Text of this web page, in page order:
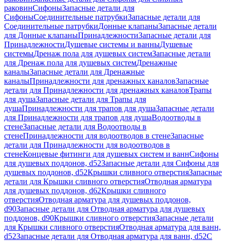
раковинСифоныЗапасные детали для
СифоныСоединительные патрубкиЗапасные детали для
Соединительные патрубкиДонные клапаныЗапасные детали
для Донные клапаныПринадлежностиЗапасные детали для
ПринадлежностиДушевые системы и ванныДушевые
системыДренаж пола для душевых системЗапасные детали
для Дренаж пола для душевых системДренажные
каналыЗапасные детали для Дренажные
каналыПринадлежности для дренажных каналовЗапасные
детали для Принадлежности для дренажных каналовТрапы
для душаЗапасные детали для Трапы для
душаПринадлежности для трапов для душаЗапасные детали
для Принадлежности для трапов для душаВодоотводы в
стенеЗапасные детали для Водоотводы в
стенеПринадлежности для водоотводов в стенеЗапасные
детали для Принадлежности для водоотводов в
стенеКонцевые фитинги для душевых систем и ваннСифоны
для душевых поддонов, d52Запасные детали для Сифоны для
душевых поддонов, d52Крышки сливного отверстияЗапасные
детали для Крышки сливного отверстияОтводная арматура
для душевых поддонов, d62Крышки сливного
отверстияОтводная арматура для душевых поддонов,
d90Запасные детали для Отводная арматура для душевых
поддонов, d90Крышки сливного отверстияЗапасные детали
для Крышки сливного отверстияОтводная арматура для ванн,
d52Запасные детали для Отводная арматура для ванн, d52С